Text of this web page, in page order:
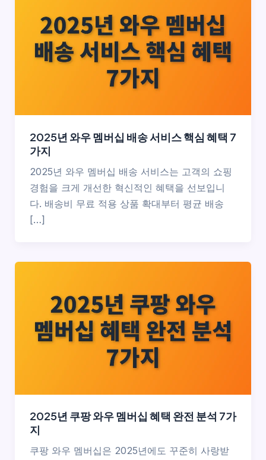
2025년 와우 멤버십 배송 서비스 핵심 혜택 7
가지
2025년 와우 멤버십 배송 서비스는 고객의 쇼핑
경험을 크게 개선한 혁신적인 혜택을 선보입니
다. 배송비 무료 적용 상품 확대부터 평균 배송
[…]
2025년 쿠팡 와우 멤버십 혜택 완전 분석 7가
지
쿠팡 와우 멤버십은 2025년에도 꾸준히 사랑받